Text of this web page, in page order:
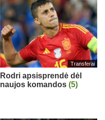
Transferai
Rodri apsisprendė dėl
naujos komandos (5)